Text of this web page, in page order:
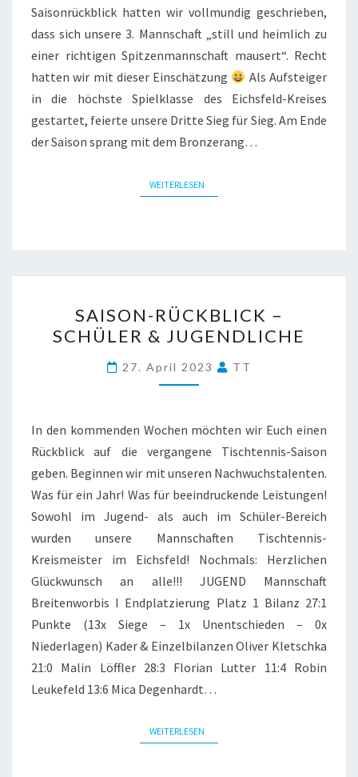
Saisonrückblick hatten wir vollmundig geschrieben,
dass sich unsere 3. Mannschaft „still und heimlich zu
einer richtigen Spitzenmannschaft mausert“. Recht
hatten wir mit dieser Einschätzung
Als Aufsteiger
in die höchste Spielklasse des Eichsfeld-Kreises
gestartet, feierte unsere Dritte Sieg für Sieg. Am Ende
der Saison sprang mit dem Bronzerang…
WEITERLESEN
RÜCKBLICK
–
SCHÜLER
&
SAISON-RÜCKBLICK –
SCHÜLER & JUGENDLICHE
27. April 2023 TT
In den kommenden Wochen möchten wir Euch einen
Rückblick auf die vergangene Tischtennis-Saison
geben. Beginnen wir mit unseren Nachwuchstalenten.
Was für ein Jahr! Was für beeindruckende Leistungen!
Sowohl im Jugend- als auch im Schüler-Bereich
wurden unsere Mannschaften Tischtennis-
Kreismeister im Eichsfeld! Nochmals: Herzlichen
Glückwunsch an alle!!! JUGEND Mannschaft
Breitenworbis I Endplatzierung Platz 1 Bilanz 27:1
Punkte (13x Siege – 1x Unentschieden – 0x
Niederlagen) Kader & Einzelbilanzen Oliver Kletschka
21:0 Malin Löffler 28:3 Florian Lutter 11:4 Robin
Leukefeld 13:6 Mica Degenhardt…
WEITERLESEN